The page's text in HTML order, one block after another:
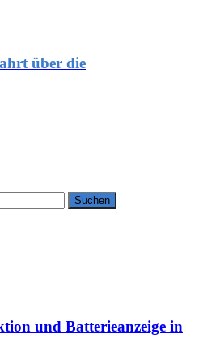
über die
und Batterieanzeige in